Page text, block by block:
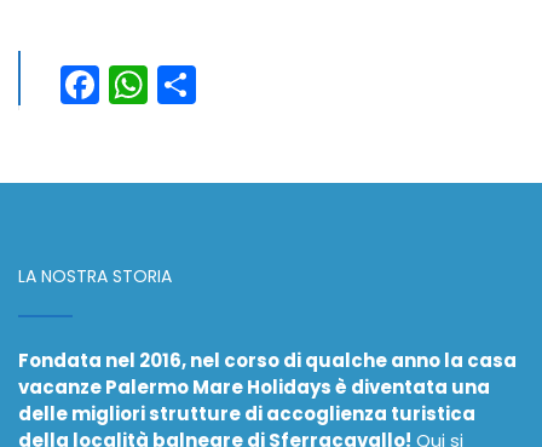
Facebook
WhatsApp
LA NOSTRA STORIA
Fondata nel 2016, nel corso di qualche anno la casa
vacanze Palermo Mare Holidays è diventata una
delle migliori strutture di accoglienza turistica
della località balneare di Sferracavallo! Qui si